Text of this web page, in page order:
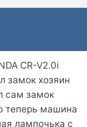
CR-V2.0i
замок хозяин
сам замок
теперь машина
лампочька с